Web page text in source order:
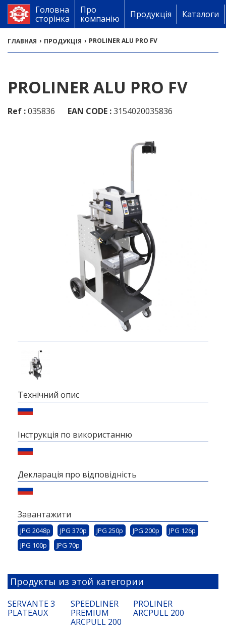
Головна
сторінка
Про
компанію
Продукція Каталоги
ГЛАВНАЯ › ПРОДУКЦІЯ › PROLINER ALU PRO FV
PROLINER ALU PRO FV
Ref :035836 EAN CODE :3154020035836
Технічний опис
Інструкція по використанню
Декларація про відповідність
Завантажити
JPG 2048p JPG 370p JPG 250p JPG 200p
JPG 126p
JPG 100p
JPG 70p
Продукты из этой категории
SERVANTE 3
PLATEAUX
SPEEDLINER
PREMIUM
ARCPULL 200
PROLINER
ARCPULL 200